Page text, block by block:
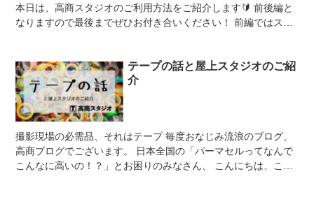
本日は、高商スタジオのご利用方法をご紹介します🔰 前後編と
なりますので最後までぜひお付き合いください！ 前編ではスタ
テープの話と屋上スタジオのご紹
介
撮影現場の必需品、それはテープ 毎度おなじみ流浪のブログ、
高商ブログでございます。 日本全国の「パーマセルってなんで
こんなに高いの！？」とお困りのみなさん、 こんにちは、こん